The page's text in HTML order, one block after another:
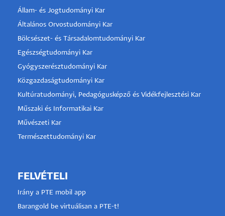
Állam- és Jogtudományi Kar
Általános Orvostudományi Kar
Bölcsészet- és Társadalomtudományi Kar
Egészségtudományi Kar
Gyógyszerésztudományi Kar
Közgazdaságtudományi Kar
Kultúratudományi, Pedagógusképző és Vidékfejlesztési Kar
Műszaki és Informatikai Kar
Művészeti Kar
Természettudományi Kar
FELVÉTELI
Irány a PTE mobil app
Barangold be virtuálisan a PTE-t!